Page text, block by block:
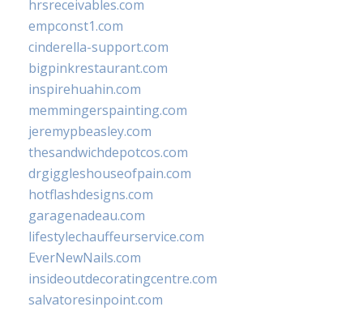
hrsreceivables.com
empconst1.com
cinderella-support.com
bigpinkrestaurant.com
inspirehuahin.com
memmingerspainting.com
jeremypbeasley.com
thesandwichdepotcos.com
drgiggleshouseofpain.com
hotflashdesigns.com
garagenadeau.com
lifestylechauffeurservice.com
EverNewNails.com
insideoutdecoratingcentre.com
salvatoresinpoint.com